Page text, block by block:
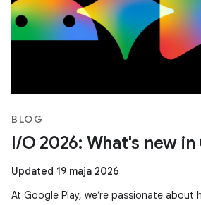
BLOG
I/O 2026: What's new
Updated 19 maja 2026
At Google Play, we’re passionate about